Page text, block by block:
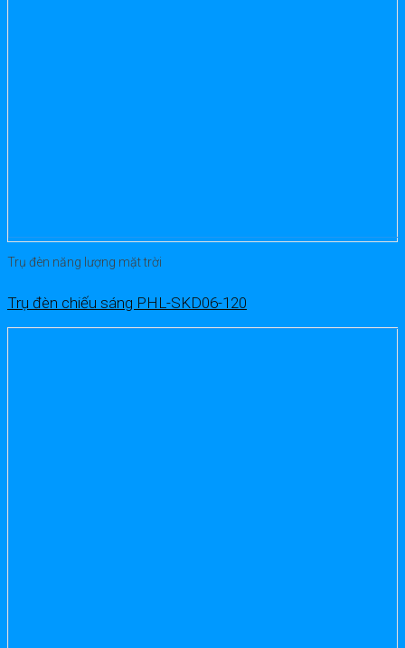
Trụ đèn năng lượng mặt trời
Trụ đèn chiếu sáng PHL-SKD06-120